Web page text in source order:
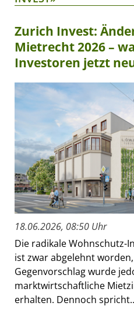
Zurich Invest:
Mietrecht 2026 –
Investoren jetzt
18.06.2026, 08:50 Uhr
Die radikale Wohnschutz-
ist zwar abgelehnt
Gegenvorschlag wurde
marktwirtschaftliche
erhalten. Dennoch